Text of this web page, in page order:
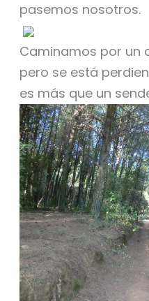
pasemos nosotros.
Caminamos por un
pero se está
es más que un